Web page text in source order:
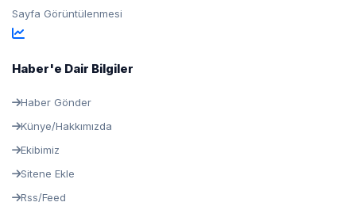
Sayfa Görüntülenmesi
Haber'e Dair Bilgiler
Haber Gönder
Künye/Hakkımızda
Ekibimiz
Sitene Ekle
Rss/Feed